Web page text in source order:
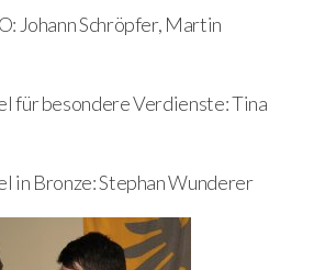
Johann Schröpfer, Martin
für besondere Verdienste: Tina
in Bronze: Stephan Wunderer